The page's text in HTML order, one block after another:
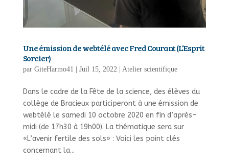
Une émission de webtélé avec Fred Courant (L’Esprit
Sorcier)
par GiteHarmo41 Juil 15, 2022| Atelier scientifique
Dans le cadre de la Fête de la science, des élèves du
collège de Bracieux participeront à une émission de
webtélé le samedi 10 octobre 2020 en fin d’après-
midi (de 17h30 à 19h00). La thématique sera sur
«L’avenir fertile des sols» : Voici les point clés
concernant la...